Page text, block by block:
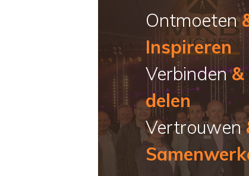
Ontmoeten
Inspireren
Verbinden&
delen
Vertrouwen